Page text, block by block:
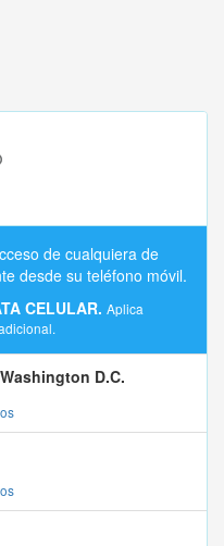
de cualquiera de
desde su teléfono móvil.
CELULAR. Aplica
D.C.